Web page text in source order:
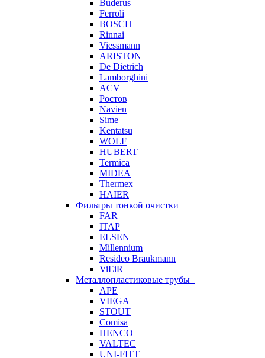
Buderus
Ferroli
BOSCH
Rinnai
Viessmann
ARISTON
De Dietrich
Lamborghini
ACV
Ростов
Navien
Sime
Kentatsu
WOLF
HUBERT
Termica
MIDEA
Thermex
HAIER
Фильтры тонкой очистки
FAR
ITAP
ELSEN
Millennium
Resideo Braukmann
ViEiR
Металлопластиковые трубы
APE
VIEGA
STOUT
Comisa
HENCO
VALTEC
UNI-FITT